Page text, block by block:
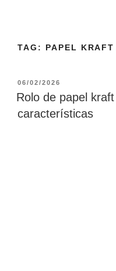
TAG: PAPEL
06/02/2026
Rolo de papel
características